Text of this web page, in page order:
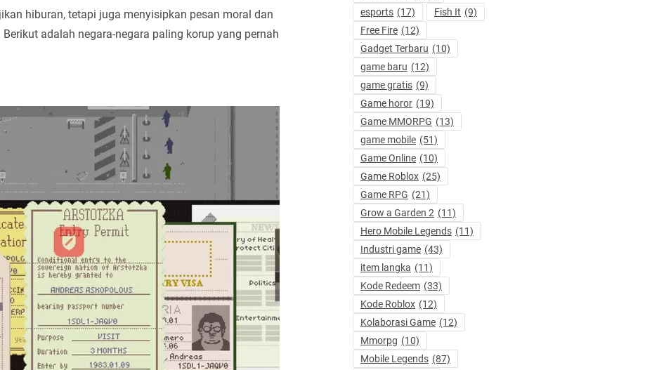
hiburan, tetapi juga menyisipkan pesan moral dan
adalah negara-negara paling korup yang pernah
esports (17) Fish It (9)
Free Fire (12)
Gadget Terbaru (10)
game baru (12)
game gratis (9)
Game horor (19)
Game MMORPG (13)
game mobile (51)
Game Online (10)
Game Roblox (25)
Game RPG (21)
Grow a Garden 2 (11)
Hero Mobile Legends (11)
Industri game (43)
item langka (11)
Kode Redeem (33)
Kode Roblox (12)
Kolaborasi Game (12)
Mmorpg (10)
Mobile Legends (87)